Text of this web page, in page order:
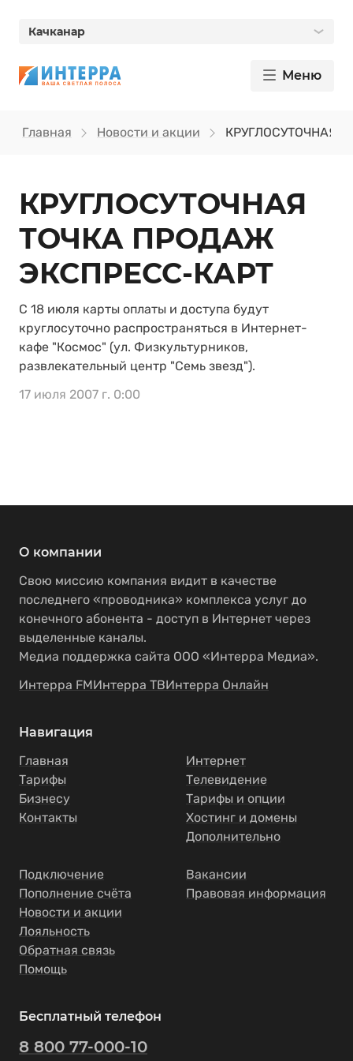
Качканар
Меню
Главная Новости и акции КРУГЛОСУТОЧНАЯ
КРУГЛОСУТОЧНАЯ
ТОЧКА ПРОДАЖ
ЭКСПРЕСС-КАРТ
С 18 июля карты оплаты и доступа будут
круглосуточно распространяться в Интернет-
кафе "Космос" (ул. Физкультурников,
развлекательный центр "Семь звезд").
17 июля 2007 г. 0:00
О компании
Свою миссию компания видит в качестве
последнего «проводника» комплекса услуг до
конечного абонента - доступ в Интернет через
выделенные каналы.
Медиа поддержка сайта ООО «Интерра Медиа».
Интерра FMИнтерра ТВИнтерра Онлайн
Навигация
Главная
Тарифы
Бизнесу
Контакты
Интернет
Телевидение
Тарифы и опции
Хостинг и домены
Дополнительно
Подключение
Пополнение счёта
Новости и акции
Лояльность
Обратная связь
Помощь
Вакансии
Правовая информация
Бесплатный телефон
8 800 77-000-10